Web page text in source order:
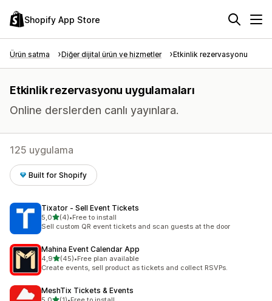
Shopify App Store
Ürün satma Diğer dijital ürün ve hizmetler Etkinlik rezervasyonu
Etkinlik rezervasyonu uygulamaları
Online derslerden canlı yayınlara.
125 uygulama
Built for Shopify
Tixator ‑ Sell Event Tickets
5,05 yıldız üzerinden
(4)
toplam 4 değerlendirme
•Free to install
Sell custom QR event tickets and scan guests at the door
Mahina Event Calendar App
4,95 yıldız üzerinden
(45)
toplam 45 değerlendirme
•Free plan available
Create events, sell product as tickets and collect RSVPs.
MeshTix Tickets & Events
5 yıldız üzerinden